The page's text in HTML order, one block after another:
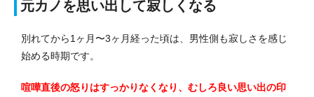
元カノを思い出して寂しくなる
別れてから1ヶ月〜3ヶ月経った頃は、男性側も寂しさを感じ
始める時期です。
喧嘩直後の怒りはすっかりなくなり、むしろ良い思い出の印